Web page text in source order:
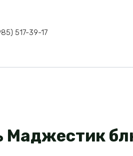
517-39-17
Маджестик